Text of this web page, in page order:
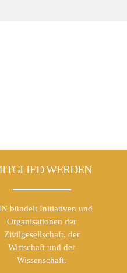
WERDEN
bündelt Initiativen und
Organisationen der
Zivilgesellschaft, der
Wirtschaft und der
Wissenschaft.